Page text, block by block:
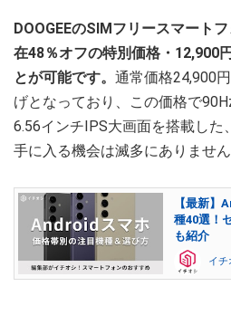
DOOGEEのSIMフリースマート
在48％オフの特別価格・12,900
とが可能です。 通常価格24,900
げとなっており、この価格で
6.56インチIPS大画面を搭載した
手に入る機会は滅多にありません
【最新】
種40選！
も紹介
イチ